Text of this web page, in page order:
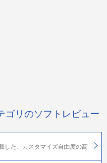
ゴリのソフトレビュー
した、カスタマイズ自由度の高